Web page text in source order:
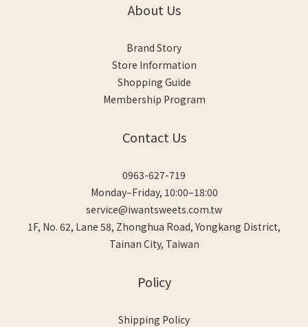
About Us
Brand Story
Store Information
Shopping Guide
Membership Program
Contact Us
0963-627-719
Monday–Friday, 10:00–18:00
service@iwantsweets.com.tw
1F, No. 62, Lane 58, Zhonghua Road, Yongkang District,
Tainan City, Taiwan
Policy
Shipping Policy